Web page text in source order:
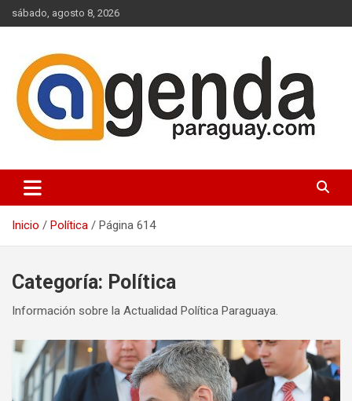
Saltar
al
sábado, agosto 8, 2026
Agenda Paraguay
Inicio Política Página 614
Categoría: Política
Información sobre la Actualidad Política Paraguaya.